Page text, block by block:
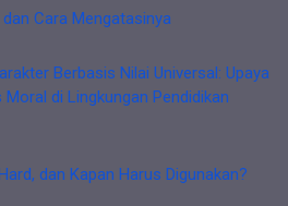
Cara Mengatasinya
Berbasis Nilai Universal: Upaya
di Lingkungan Pendidikan
dan Kapan Harus Digunakan?